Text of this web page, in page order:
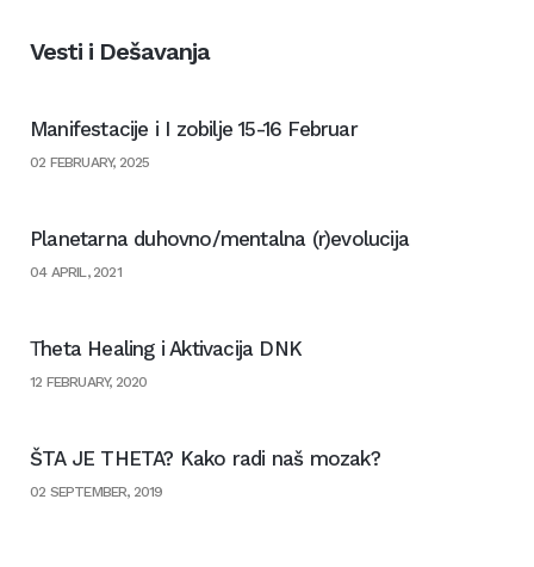
Vesti i Dešavanja
Manifestacije i I zobilje 15-16 Februar
02 FEBRUARY, 2025
Planetarna duhovno/mentalna (r)evolucija
04 APRIL, 2021
Тheta Healing i Aktivacija DNK
12 FEBRUARY, 2020
ŠTA JE THETA? Kako radi naš mozak?
02 SEPTEMBER, 2019